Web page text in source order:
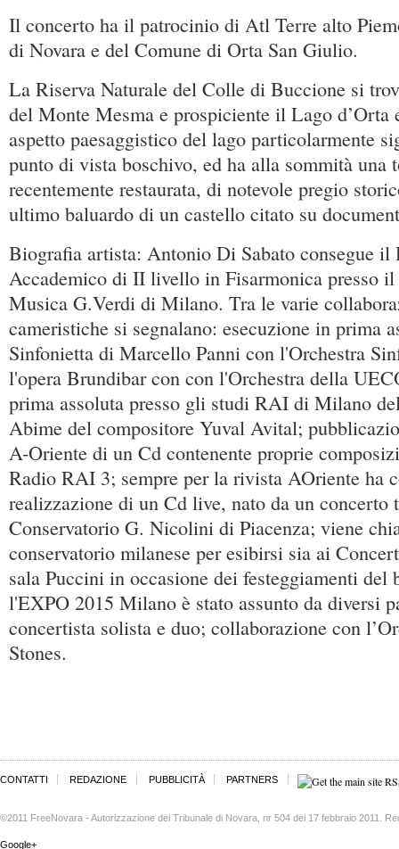
Il concerto ha il patrocinio di Atl Terre alto
di Novara e del Comune di Orta San Giulio.
La Riserva Naturale del Colle di Buccione si
del Monte Mesma e prospiciente il Lago d’Orta
aspetto paesaggistico del lago particolarmente
punto di vista boschivo, ed ha alla sommità una
recentemente restaurata, di notevole pregio
ultimo baluardo di un castello citato su
Biografia artista: Antonio Di Sabato consegue il
Accademico di II livello in Fisarmonica presso
Musica G.Verdi di Milano. Tra le varie
cameristiche si segnalano: esecuzione in prima
Sinfonietta di Marcello Panni con l'Orchestra
l'opera Brundibar con con l'Orchestra della
prima assoluta presso gli studi RAI di Milano
Abime del compositore Yuval Avital;
A-Oriente di un Cd contenente proprie
Radio RAI 3; sempre per la rivista AOriente ha
realizzazione di un Cd live, nato da un concerto
Conservatorio G. Nicolini di Piacenza; viene
conservatorio milanese per esibirsi sia ai
sala Puccini in occasione dei festeggiamenti del
l'EXPO 2015 Milano è stato assunto da diversi
concertista solista e duo; collaborazione con
Stones.
CONTATTI REDAZIONE PUBBLICITÀ PARTNERS
©2011 FreeNovara - Autorizzazione del Tribunale di Novara, nr 504 del 17 febbraio 2011.
Google+